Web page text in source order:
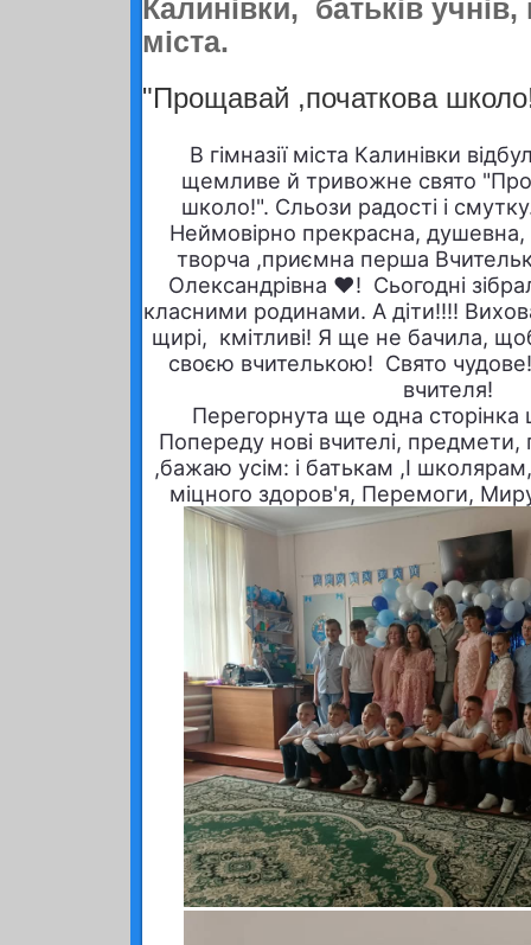
Калинівки, батьків
міста.
"Прощавай ,початкова
В гімназії міста Калинівки
щемливе й тривожне свято
школо!". Сльози радості і
Неймовірно прекрасна,
творча ,приємна перша
Олександрівна ❤️! Сьогодні
класними родинами. А діти!!!!
щирі, кмітливі! Я ще не бачила,
своєю вчителькою! Свято
вчителя!
Перегорнута ще одна сторінка
Попереду нові вчителі,
,бажаю усім: і батькам ,І
міцного здоров'я, Перемоги,